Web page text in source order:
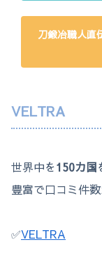
刀鍛冶職人直
VELTRA
世界中を150カ国
豊富で口コミ件
✅VELTRA